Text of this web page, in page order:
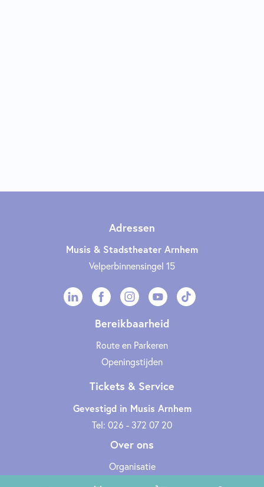
Adressen
Musis & Stadstheater Arnhem
Velperbinnensingel 15
Bereikbaarheid
Route en Parkeren
Openingstijden
Tickets & Service
Gevestigd in Musis Arnhem
Tel: 026 - 372 07 20
Over ons
Organisatie